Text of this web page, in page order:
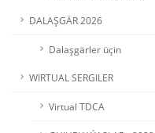
DALAŞGÄR 2026
Dalaşgärler üçin
WIRTUAL SERGILER
Virtual TDCA